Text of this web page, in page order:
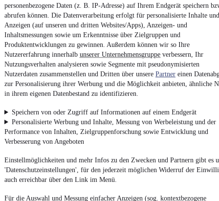
personenbezogene Daten (z. B. IP-Adresse) auf Ihrem Endgerät speichern
abrufen können. Die Datenverarbeitung erfolgt für personalisierte Inhalte und
Anzeigen (auf unseren und dritten Websites/Apps), Anzeigen- und
Inhaltsmessungen sowie um Erkenntnisse über Zielgruppen und
Produktentwicklungen zu gewinnen. Außerdem können wir so Ihre
Nutzererfahrung innerhalb unserer Unternehmensgruppe verbessern, Ihr
Nutzungsverhalten analysieren sowie Segmente mit pseudonymisierten
Nutzerdaten zusammenstellen und Dritten über unsere Partner einen
zur Personalisierung ihrer Werbung und die Möglichkeit anbieten, ähnliche
in ihrem eigenen Datenbestand zu identifizieren.
Speichern von oder Zugriff auf Informationen auf einem Endgerät
Personalisierte Werbung und Inhalte, Messung von Werbeleistung und der
Performance von Inhalten, Zielgruppenforschung sowie Entwicklung und
Verbesserung von Angeboten
Einstellmöglichkeiten und mehr Infos zu den Zwecken und Partnern gibt es
'Datenschutzeinstellungen', für den jederzeit möglichen Widerruf der
auch erreichbar über den Link im Menü.
Für die Auswahl und Messung einfacher Anzeigen (sog. kontextbezogene
Impressum
AGB
Vertrag widerrufen
Datenschutz
Datenschutzeinstellungen
Erklärung zur Barrierefreiheit
Report Security Vulnerability (English)
Powered by
Besuchemobile.de